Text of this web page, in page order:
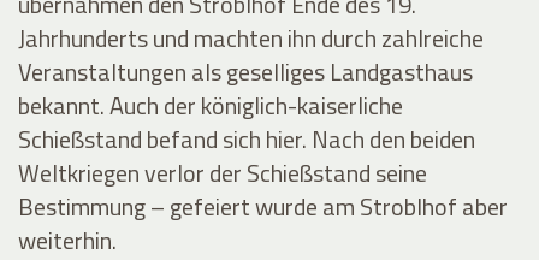
Jahrhunderts und machten ihn durch zahlreiche
Veranstaltungen als geselliges Landgasthaus
bekannt. Auch der königlich-kaiserliche
Schießstand befand sich hier. Nach den beiden
Weltkriegen verlor der Schießstand seine
Bestimmung – gefeiert wurde am Stroblhof aber
weiterhin.